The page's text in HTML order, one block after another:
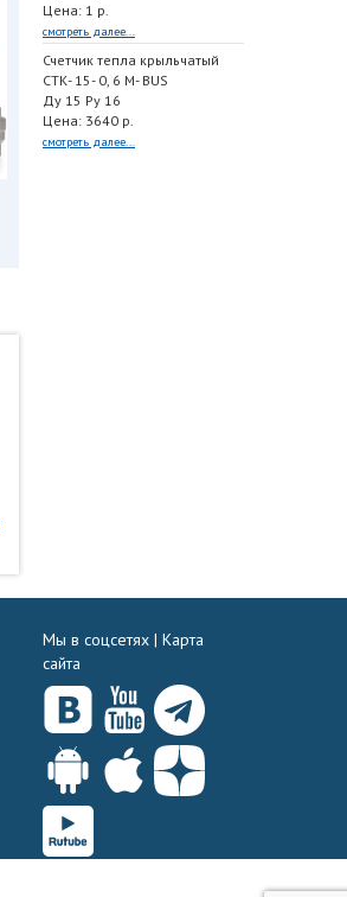
Цена: 1 р.
смотреть далее...
Счетчик тепла крыльчатый
СТК- 15- 0, 6 M- BUS
Ду 15 Ру 16
Цена: 3640 р.
смотреть далее...
Мы в соцсетях | Карта
сайта